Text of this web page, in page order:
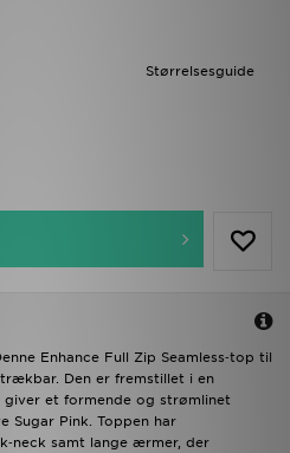
Størrelsesguide
Enhance Full Zip Seamless‑top til
Den er fremstillet i en
giver et formende og strømlinet
Sugar Pink. Toppen har
samt lange ærmer, der